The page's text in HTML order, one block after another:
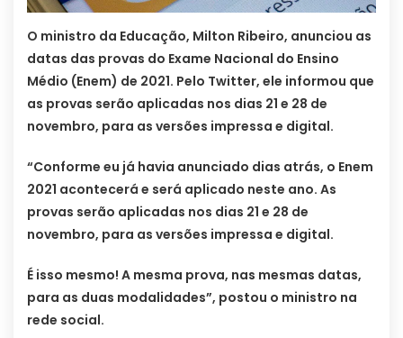
O ministro da Educação, Milton Ribeiro, anunciou as
datas das provas do Exame Nacional do Ensino
Médio (Enem) de 2021. Pelo Twitter, ele informou que
as provas serão aplicadas nos dias 21 e 28 de
novembro, para as versões impressa e digital.
“Conforme eu já havia anunciado dias atrás, o Enem
2021 acontecerá e será aplicado neste ano. As
provas serão aplicadas nos dias 21 e 28 de
novembro, para as versões impressa e digital.
É isso mesmo! A mesma prova, nas mesmas datas,
para as duas modalidades”, postou o ministro na
rede social.